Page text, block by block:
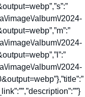
image\/album\/2024-
image\/album\/2024-
image\/album\/2024-